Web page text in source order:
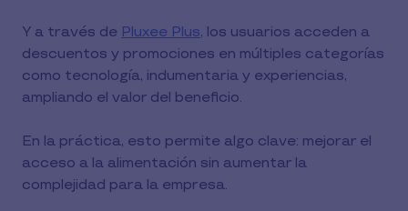
Y a través de Pluxee Plus, los usuarios acceden a
descuentos y promociones en múltiples categorías
como tecnología, indumentaria y experiencias,
ampliando el valor del beneficio.
En la práctica, esto permite algo clave: mejorar el
acceso a la alimentación sin aumentar la
complejidad para la empresa.